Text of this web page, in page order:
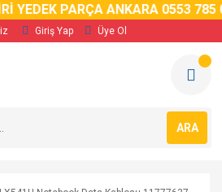
PARÇA ANKARA 0553 785 02
Giriş Yap Üye Ol
ARA